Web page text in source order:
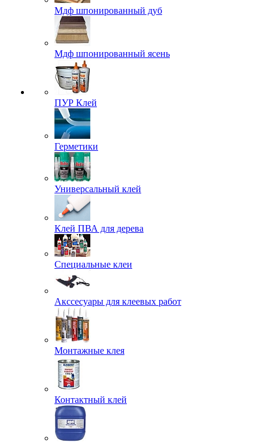
Мдф шпонированный дуб
Мдф шпонированный ясень
ПУР Клей
Герметики
Универсальный клей
Клей ПВА для дерева
Специальные клеи
Акссесуары для клеевых работ
Монтажные клея
Контактный клей